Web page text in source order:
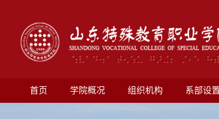
首页 学院概况 组织机构 系部设